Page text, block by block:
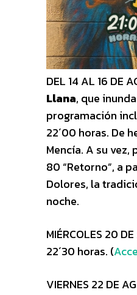
DEL 14 AL 16 DE
Llana, que
programación
22´00 horas. De
Mencía. A su
80 “Retorno”, a
Dolores, la
noche.
MIÉRCOLES 20
22´30 horas. (
VIERNES 22 DE